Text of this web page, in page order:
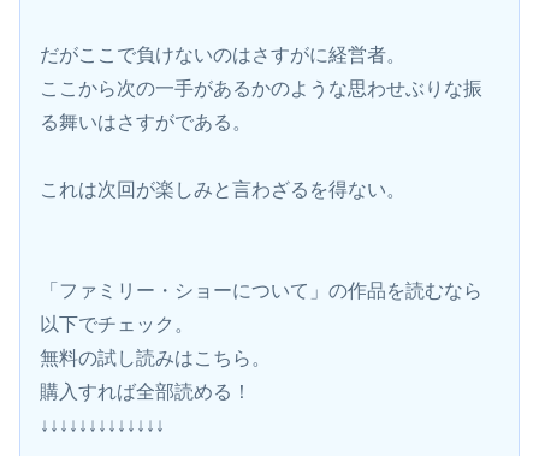
だがここで負けないのはさすがに経営者。
ここから次の一手があるかのような思わせぶりな振
る舞いはさすがである。
これは次回が楽しみと言わざるを得ない。
「ファミリー・ショーについて」の作品を読むなら
以下でチェック。
無料の試し読みはこちら。
購入すれば全部読める！
↓↓↓↓↓↓↓↓↓↓↓↓↓